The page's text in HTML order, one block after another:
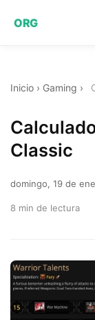
ORG
Inicio › Gaming ›
Classic
domingo, 19 de
8 min de lectura